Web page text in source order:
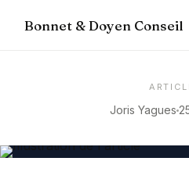
Bonnet & Doyen Conseil
Joris Yagues